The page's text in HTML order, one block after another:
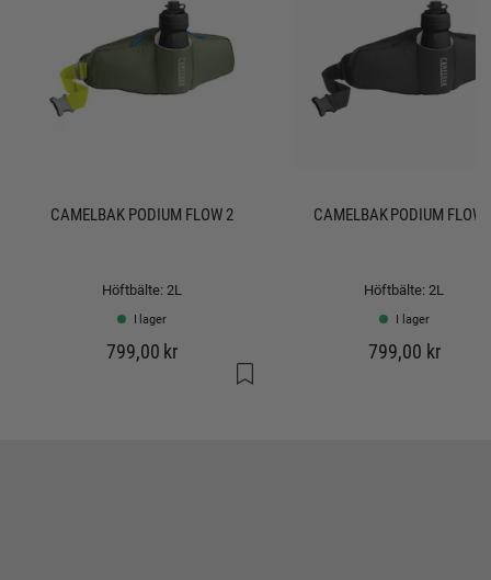
CAMELBAK PODIUM FLOW 2
Höftbälte: 2L
I lager
799,00 kr
CAMELBAK PODIUM FLOW
Höftbälte: 2L
I lager
799,00 kr